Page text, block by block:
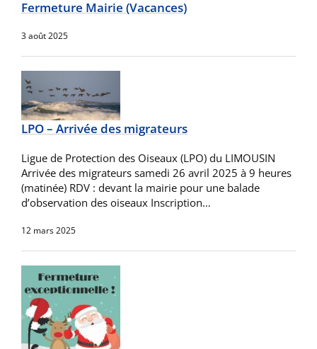
Fermeture Mairie (Vacances)
3 août 2025
LPO – Arrivée des migrateurs
Ligue de Protection des Oiseaux (LPO) du LIMOUSIN
Arrivée des migrateurs samedi 26 avril 2025 à 9 heures
(matinée) RDV : devant la mairie pour une balade
d’observation des oiseaux Inscription…
12 mars 2025